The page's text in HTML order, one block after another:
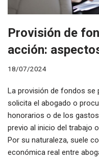
Provisión de
acción:
18/07/2024
La provisión de fondos se
solicita el abogado o
honorarios o de los
previo al inicio del trabajo
Por su naturaleza, suele
económica real entre